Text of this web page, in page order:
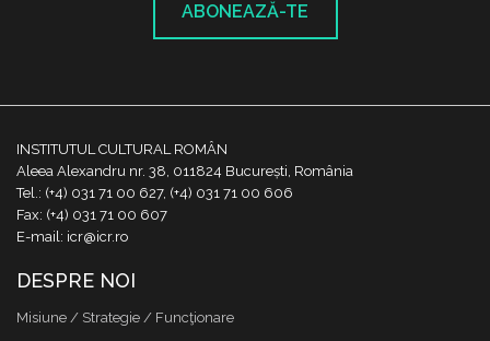
ABONEAZĂ-TE
INSTITUTUL CULTURAL ROMÂN
Aleea Alexandru nr. 38, 011824 București, România
Tel.: (+4) 031 71 00 627, (+4) 031 71 00 606
Fax: (+4) 031 71 00 607
E-mail: icr@icr.ro
DESPRE NOI
Misiune / Strategie / Funcţionare